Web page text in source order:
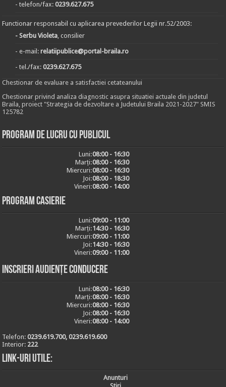
- telefon/fax:0239.627.675
Functionar responsabil cu aplicarea prevederilor Legii nr.52/2003:
- Serbu Violeta, consilier
- e-mail:relatiipublice@portal-braila.ro
- tel./fax:0239.627.675
Chestionar de evaluare a satisfactiei cetateanului
Chestionar privind analiza diagnostic asupra situatiei actuale din judetul
Braila, proiect "Strategia de dezvoltare a Judetului Braila 2021-2027" SMIS
125782
Program de lucru cu publicul
Luni:08:00 - 16:30
Marți:08:00 - 16:30
Miercuri:08:00 - 16:30
Joi:08:00 - 18:30
Vineri:08:00 - 14:00
Program casierie
Luni:09:00 - 11:00
Marți:14:30 - 16:30
Miercuri:09:00 - 11:00
Joi:14:30 - 16:30
Vineri:09:00 - 11:00
Inscrieri audiențe conducere
Luni:08:00 - 16:30
Marți:08:00 - 16:30
Miercuri:08:00 - 16:30
Joi:08:00 - 16:30
Vineri:08:00 - 14:00
Telefon:0239.619.700, 0239.619.600
Interior: 222
Link-uri utile:
Anunturi